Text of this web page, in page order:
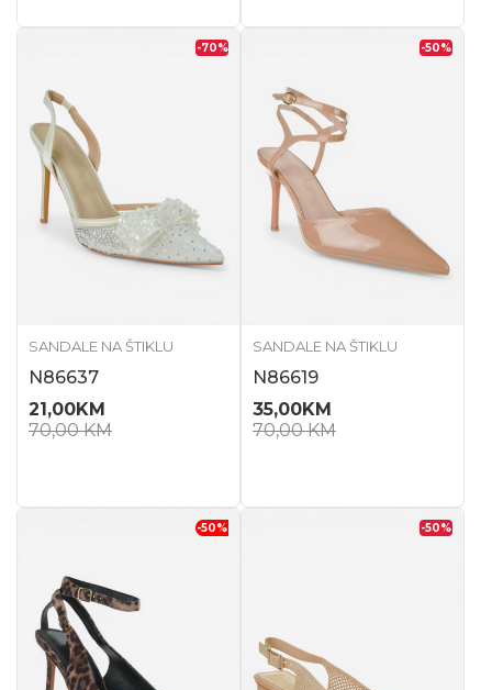
-70%
SANDALE NA ŠTIKLU
N86637
21,00KM
70,00KM
-50%
SANDALE NA ŠTIKLU
N86619
35,00KM
70,00KM
-50% -50%